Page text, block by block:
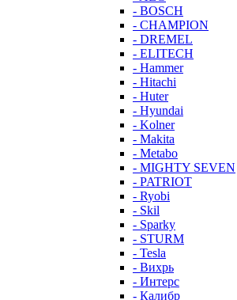
- BOSCH
- CHAMPION
- DREMEL
- ELITECH
- Hammer
- Hitachi
- Huter
- Hyundai
- Kolner
- Makita
- Metabo
- MIGHTY SEVEN
- PATRIOT
- Ryobi
- Skil
- Sparky
- STURM
- Tesla
- Вихрь
- Интерс
- Калибр